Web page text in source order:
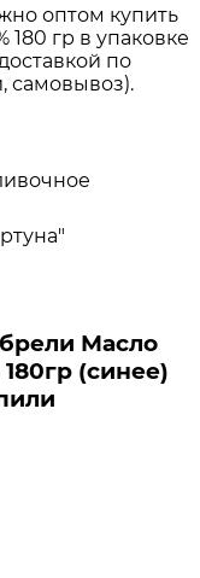
оптом купить
180 гр в упаковке
по
самовывоз).
Масло
(синее)